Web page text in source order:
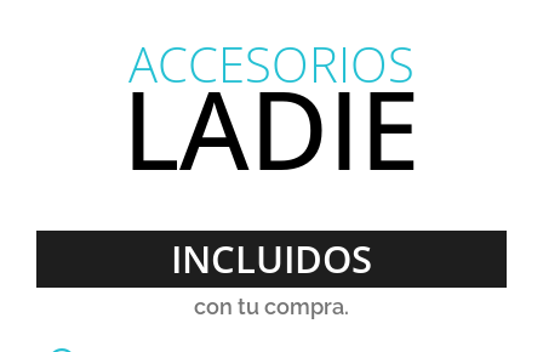
ACCESORIOS
LADIE
INCLUIDOS
con tu compra.